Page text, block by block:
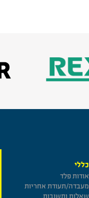
כללי
אודות פלד
מעבדה/תעודת אחריות